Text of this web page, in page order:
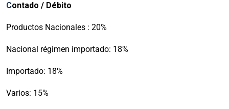
Contado / Débito
Productos Nacionales : 20%
Nacional régimen importado: 18%
Importado: 18%
Varios: 15%